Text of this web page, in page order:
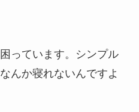
っています。シンプル
んか寝れないんですよ